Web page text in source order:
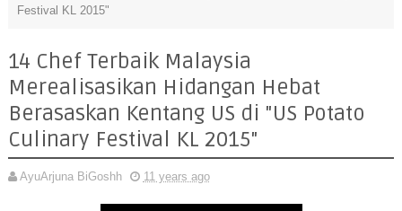
Festival KL 2015"
14 Chef Terbaik Malaysia
Merealisasikan Hidangan Hebat
Berasaskan Kentang US di "US Potato
Culinary Festival KL 2015"
AyuArjuna BiGoshh 11 years ago